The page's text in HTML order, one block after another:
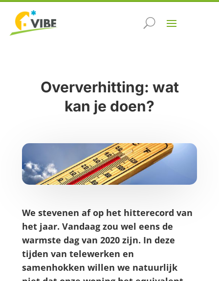
Oververhitting: wat
kan je doen?
We stevenen af op het hitterecord van
het jaar. Vandaag zou wel eens de
warmste dag van 2020 zijn. In deze
tijden van telewerken en
samenhokken willen we natuurlijk